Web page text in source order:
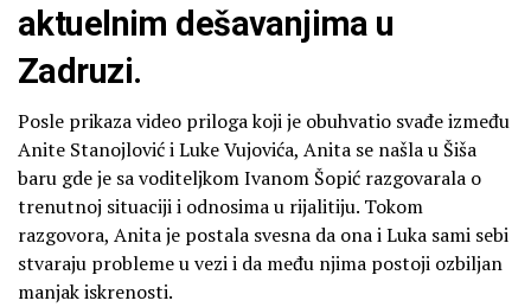
aktuelnim dešavanjima u
Zadruzi.
Posle prikaza video priloga koji je obuhvatio svađe između
Anite Stanojlović i Luke Vujovića, Anita se našla u Šiša
baru gde je sa voditeljkom Ivanom Šopić razgovarala o
trenutnoj situaciji i odnosima u rijalitiju. Tokom
razgovora, Anita je postala svesna da ona i Luka sami sebi
stvaraju probleme u vezi i da među njima postoji ozbiljan
manjak iskrenosti.